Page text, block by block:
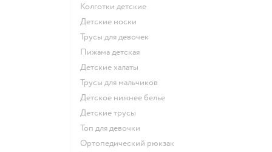
Колготки детские
Детские носки
Трусы для девочек
Пижама детская
Детские халаты
Трусы для мальчиков
Детское нижнее белье
Детские трусы
Топ для девочки
Ортопедический рюкзак